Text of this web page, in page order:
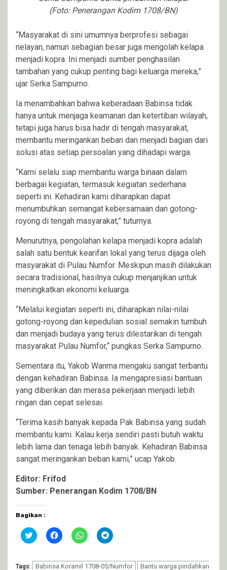
(Foto: Penerangan Kodim 1708/BN)
“Masyarakat di sini umumnya berprofesi sebagai
nelayan, namun sebagian besar juga mengolah kelapa
menjadi kopra. Ini menjadi sumber penghasilan
tambahan yang cukup penting bagi keluarga mereka,”
ujar Serka Sampurno.
Ia menambahkan bahwa keberadaan Babinsa tidak
hanya untuk menjaga keamanan dan ketertiban wilayah,
tetapi juga harus bisa hadir di tengah masyarakat,
membantu meringankan beban dan menjadi bagian dari
solusi atas setiap persoalan yang dihadapi warga.
“Kami selalu siap membantu warga binaan dalam
berbagai kegiatan, termasuk kegiatan sederhana
seperti ini. Kehadiran kami diharapkan dapat
menumbuhkan semangat kebersamaan dan gotong-
royong di tengah masyarakat,” tuturnya.
Menurutnya, pengolahan kelapa menjadi kopra adalah
salah satu bentuk kearifan lokal yang terus dijaga oleh
masyarakat di Pulau Numfor. Meskipun masih dilakukan
secara tradisional, hasilnya cukup menjanjikan untuk
meningkatkan ekonomi keluarga.
“Melalui kegiatan seperti ini, diharapkan nilai-nilai
gotong-royong dan kepedulian sosial semakin tumbuh
dan menjadi budaya yang terus dilestarikan di tengah
masyarakat Pulau Numfor,“ pungkas Serka Sampurno.
Sementara itu, Yakob Wanma mengaku sangat terbantu
dengan kehadiran Babinsa. Ia mengapresiasi bantuan
yang diberikan dan merasa pekerjaan menjadi lebih
ringan dan cepat selesai.
“Terima kasih banyak kepada Pak Babinsa yang sudah
membantu kami. Kalau kerja sendiri pasti butuh waktu
lebih lama dan tenaga lebih banyak. Kehadiran Babinsa
sangat meringankan beban kami,” ucap Yakob.
Editor: Frifod
Sumber: Penerangan Kodim 1708/BN
Bagikan :
Klik
untuk
Twitter(Membuka
di
Klik
untuk
Facebook(Membuka
di
Klik
untuk
WhatsApp(Membuka
di
Klik
untuk
Telegram(Membuka
di
Tags: Babinsa Koramil 1708-05/Numfor Bantu warga pindahkan